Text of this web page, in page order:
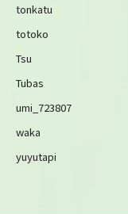
tonkatu
totoko
Tsu
Tubas
umi_723807
waka
yuyutapi